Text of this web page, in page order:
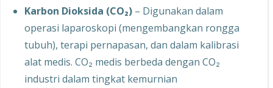
Karbon Dioksida (CO₂) – Digunakan dalam
operasi laparoskopi (mengembangkan rongga
tubuh), terapi pernapasan, dan dalam kalibrasi
alat medis. CO₂ medis berbeda dengan CO₂
industri dalam tingkat kemurnian